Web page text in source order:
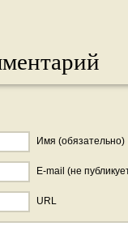
Имя (обязательно)
E-mail (не
URL